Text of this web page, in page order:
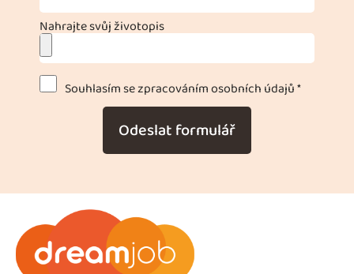
Nahrajte svůj životopis
Souhlasím se zpracováním osobních údajů *
Odeslat formulář